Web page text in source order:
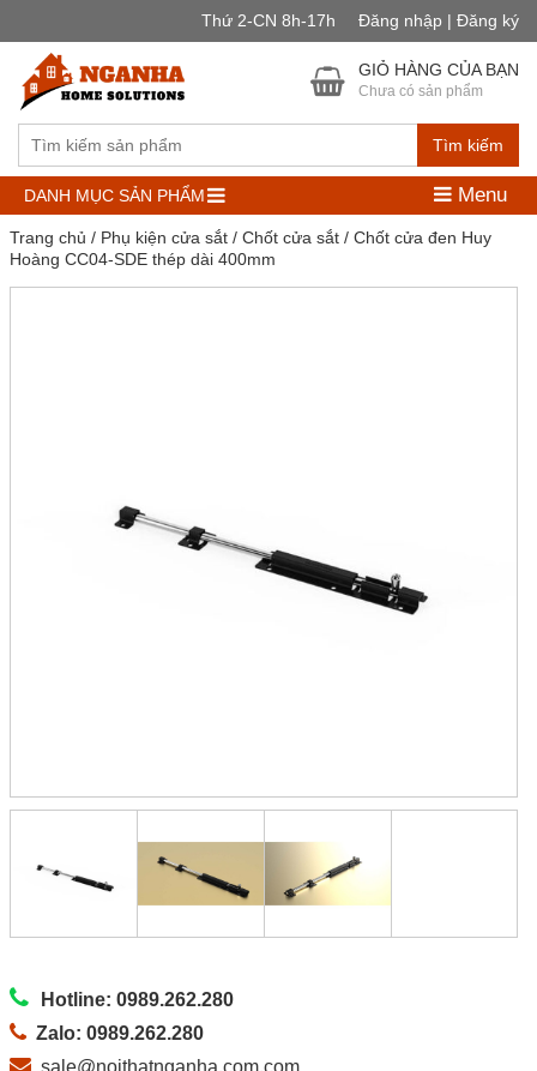
Thứ 2-CN 8h-17h Đăng nhập | Đăng ký
Tìm kiếm
GIỎ HÀNG CỦA BẠN
Chưa có sản phẩm
DANH MỤC SẢN PHẨM Menu
Trang chủ / Phụ kiện cửa sắt/ Chốt cửa sắt/ Chốt cửa đen Huy
Hoàng CC04-SDE thép dài 400mm
Hotline: 0989.262.280
Zalo: 0989.262.280